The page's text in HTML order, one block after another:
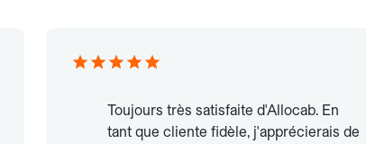
Toujours très satisfaite d'Allocab. En
tant que cliente fidèle, j'apprécierais de